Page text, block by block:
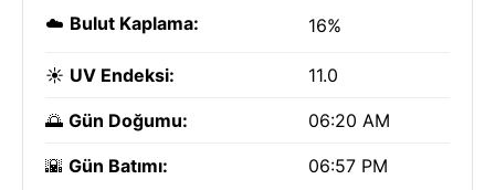
☁️ Bulut Kaplama: 16%
☀️ UV Endeksi: 11.0
🌅 Gün Doğumu: 06:20 AM
🌇 Gün Batımı: 06:57 PM